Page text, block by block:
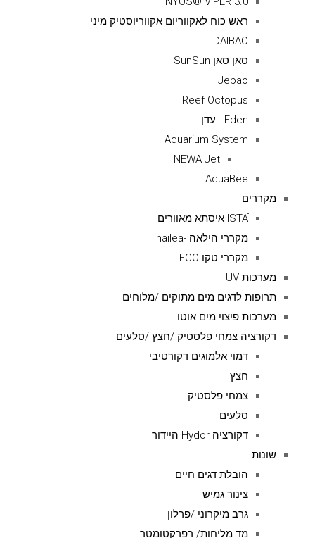
ראש כוח לאקווריום אקווריוסטיק מיני
DAIBAO
סאן סאן SunSun
Jebao
Reef Octopus
Eden - עדן
Aquarium System
NEWA Jet
AquaBee
מקררים
ISTAׁׂ איסתא מאוורים
מקררי הילאה -hailea
מקררי טקו TECO
מערכות UV
תרופות לדגים מים מתוקים /מלוחים
מערכות פיצוי מים אוטו'
דקורציה-צמחי פלסטיק /חצץ /סלעים
דמוי אלמוגים דקורטיבי
חצץ
צמחי פלסטיק
סלעים
דקורציה Hydor היידור
שונות
הובלת דגים חיים
צינור גמיש
גרב מיקרוני /פרלון
מד מליחות/ רפרקטומטר